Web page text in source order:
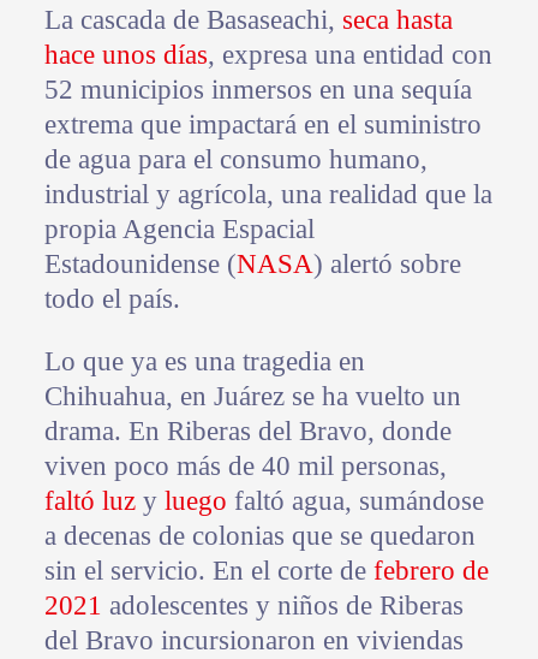
La cascada de Basaseachi, seca hasta
hace unos días, expresa una entidad con
52 municipios inmersos en una sequía
extrema que impactará en el suministro
de agua para el consumo humano,
industrial y agrícola, una realidad que la
propia Agencia Espacial
Estadounidense (NASA) alertó sobre
todo el país.
Lo que ya es una tragedia en
Chihuahua, en Juárez se ha vuelto un
drama. En Riberas del Bravo, donde
viven poco más de 40 mil personas,
faltó luzy luego faltó agua, sumándose
a decenas de colonias que se quedaron
sin el servicio. En el corte de febrero de
2021 adolescentes y niños de Riberas
del Bravo incursionaron en viviendas